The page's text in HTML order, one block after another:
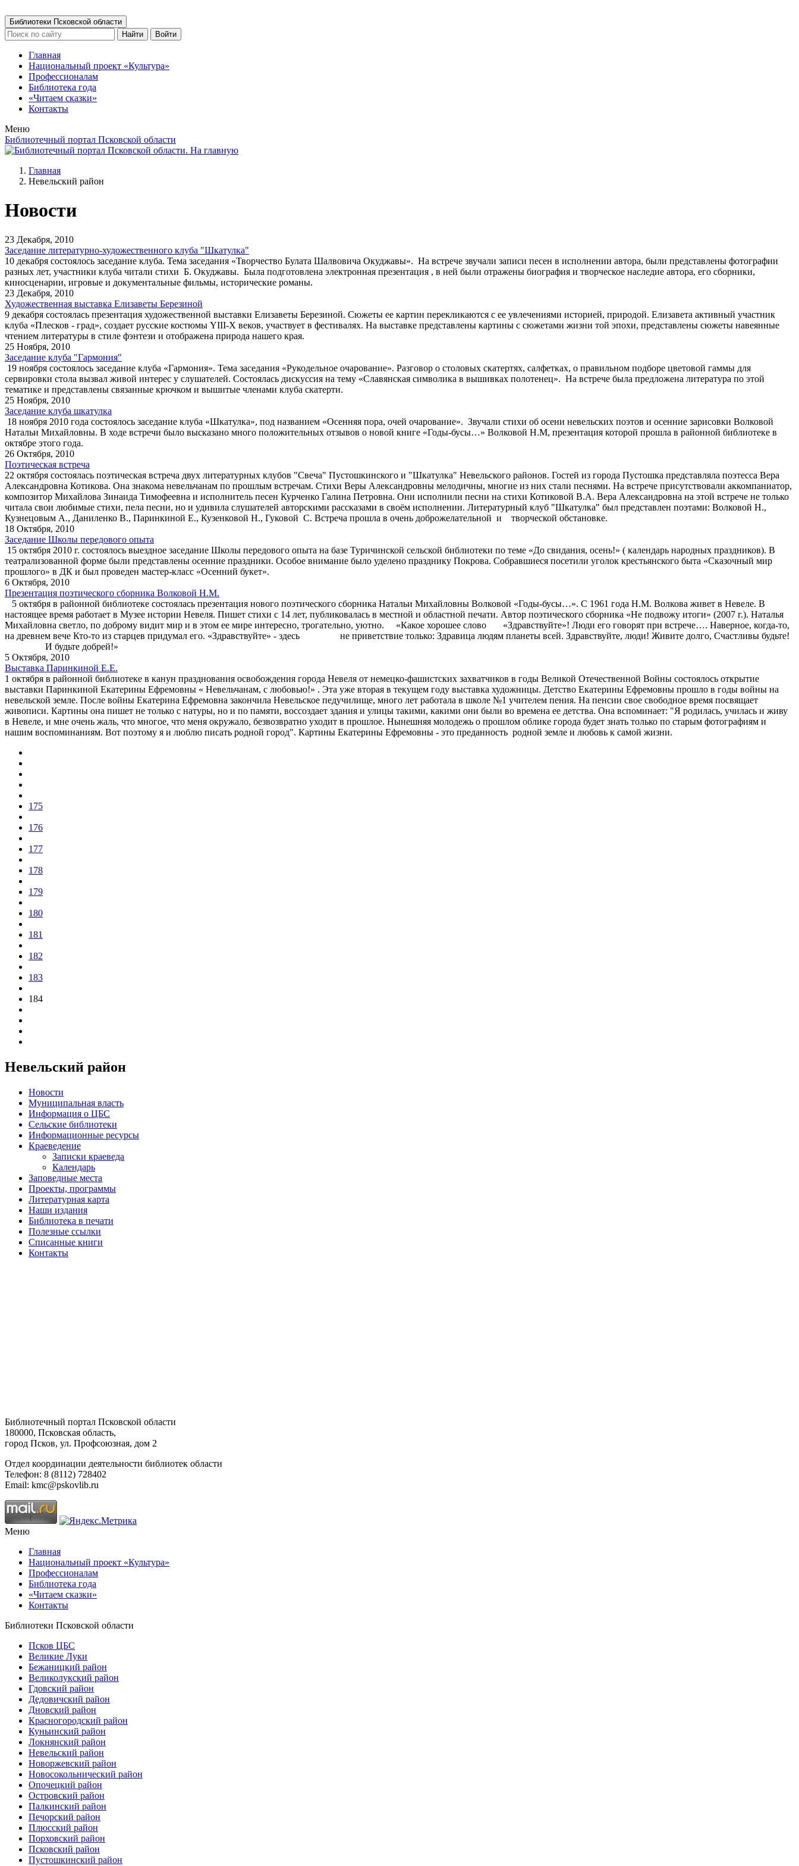
Библиотеки Псковской области
Найти
Войти
Главная
Национальный проект «Культура»
Профессионалам
Библиотека года
«Читаем сказки»
Контакты
Меню
Библиотечный портал Псковской области
Главная
Невельский район
Новости
23 Декабря, 2010
Заседание литературно-художественного клуба "Шкатулка"
10 декабря состоялось заседание клуба. Тема заседания «Творчество Булата Шалвовича Окуджавы». На встрече звучали записи песен в исполнении автора, были представлены фотографии
разных лет, участники клуба читали стихи Б. Окуджавы. Была подготовлена электронная презентация , в ней были отражены биография и творческое наследие автора, его сборники,
киносценарии, игровые и документальные фильмы, исторические романы.
23 Декабря, 2010
Художественная выставка Елизаветы Березиной
9 декабря состоялась презентация художественнoй выставки Елизаветы Березиной. Сюжеты ее картин перекликаются с ее увлечениями историей, природой. Елизавета активный участник
клуба «Плесков - град», создает русские костюмы YIII-X веков, участвует в фестивалях. На выставке представлены картины с сюжетами жизни той эпохи, представлены сюжеты навеянные
чтением литературы в стиле фэнтези и отображена природа нашего края.
25 Ноября, 2010
Заседание клуба "Гармония"
19 ноября состоялось заседание клуба «Гармония». Тема заседания «Рукодельное очарование». Разговор о столовых скатертях, салфетках, о правильном подборе цветовой гаммы для
сервировки стола вызвал живой интерес у слушателей. Состоялась дискуссия на тему «Славянская символика в вышивках полотенец». На встрече была предложена литература по этой
тематике и представлены связанные крючком и вышитые членами клуба скатерти.
25 Ноября, 2010
Заседание клуба шкатулка
18 ноября 2010 года состоялось заседание клуба «Шкатулка», под названием «Осенняя пора, очей очарование». Звучали стихи об осени невельских поэтов и осенние зарисовки Волковой
Натальи Михайловны. В ходе встречи было высказано много положительных отзывов о новой книге «Годы-бусы…» Волковой Н.М, презентация которой прошла в районной библиотеке в
октябре этого года.
26 Октября, 2010
Поэтическая встреча
22 октября состоялась поэтическая встреча двух литературных клубов "Свеча" Пустошкинского и "Шкатулка" Невельского районов. Гостей из города Пустошка представляла поэтесса Вера
Александровна Котикова. Она знакома невельчанам по прошлым встречам. Стихи Веры Александровны мелодичны, многие из них стали песнями. На встрече присутствовали аккомпаниатор,
композитор Михайлова Зинаида Тимофеевна и исполнитель песен Курченко Галина Петровна. Они исполнили песни на стихи Котиковой В.А. Вера Александровна на этой встрече не только
читала свои любимые стихи, пела песни, но и удивила слушателей авторскими рассказами в своём исполнении. Литературный клуб "Шкатулка" был представлен поэтами: Волковой Н.,
Кузнецовым А., Даниленко В., Паринкиной Е., Кузенковой Н., Гуковой С. Встреча прошла в очень доброжелательной и творческой обстановке.
18 Октября, 2010
Заседание Школы передового опыта
15 октября 2010 г. состоялось выездное заседание Школы передового опыта на базе Туричинской сельской библиотеки по теме «До свидания, осень!» ( календарь народных праздников). В
театрализованной форме были представлены осенние праздники. Особое внимание было уделено празднику Покрова. Собравшиеся посетили уголок крестьянского быта «Сказочный мир
прошлого» в ДК и был проведен мастер-класс «Осенний букет».
6 Октября, 2010
Презентация поэтического сборника Волковой Н.М.
5 октября в районной библиотеке состоялась презентация нового поэтического сборника Натальи Михайловны Волковой «Годы-бусы…». С 1961 года Н.М. Волкова живет в Невеле. В
настоящее время работает в Музее истории Невеля. Пишет стихи с 14 лет, публиковалась в местной и областной печати. Автор поэтического сборника «Не подвожу итоги» (2007 г.). Наталья
Михайловна светло, по доброму видит мир и в этом ее мире интересно, трогательно, уютно. «Какое хорошее слово «Здравствуйте»! Люди его говорят при встрече…. Наверное, когда-то,
на древнем вече Кто-то из старцев придумал его. «Здравствуйте» - здесь не приветствие только: Здравица людям планеты всей. Здравствуйте, люди! Живите долго, Счастливы будьте!
И будьте добрей!»
5 Октября, 2010
Выставка Паринкиной Е.Е.
1 октября в районной библиотеке в канун празднования освобождения города Невеля от немецко-фашистских захватчиков в годы Великой Отечественной Войны состоялось открытие
выставки Паринкиной Екатерины Ефремовны « Невельчанам, с любовью!» . Эта уже вторая в текущем году выставка художницы. Детство Екатерины Ефремовны прошло в годы войны на
невельской земле. После войны Екатерина Ефремовна закончила Невельское педучилище, много лет работала в школе №1 учителем пения. На пенсии свое свободное время посвящает
живописи. Картины она пишет не только с натуры, но и по памяти, воссоздает здания и улицы такими, какими они были во времена ее детства. Она вспоминает: "Я родилась, училась и живу
в Невеле, и мне очень жаль, что многое, что меня окружало, безвозвратно уходит в прошлое. Нынешняя молодежь о прошлом облике города будет знать только по старым фотографиям и
нашим воспоминаниям. Вот поэтому я и люблю писать родной город". Картины Екатерины Ефремовны - это преданность родной земле и любовь к самой жизни.
175
176
177
178
179
180
181
182
183
184
Невельский район
Новости
Муниципальная власть
Информация о ЦБС
Сельские библиотеки
Информационные ресурсы
Краеведение
Записки краеведа
Календарь
Заповедные места
Проекты, программы
Литературная карта
Наши издания
Библиотека в печати
Полезные ссылки
Списанные книги
Контакты
Библиотечный портал Псковской области
180000, Псковская область,
город Псков, ул. Профсоюзная, дом 2
Отдел координации деятельности библиотек области
Телефон: 8 (8112) 728402
Email: kmc@pskovlib.ru
Меню
Главная
Национальный проект «Культура»
Профессионалам
Библиотека года
«Читаем сказки»
Контакты
Библиотеки Псковской области
Псков ЦБС
Великие Луки
Бежаницкий район
Великолукский район
Гдовский район
Дедовичский район
Дновский район
Красногородский район
Куньинский район
Локнянский район
Невельский район
Новоржевский район
Новосокольнический район
Опочецкий район
Островский район
Палкинский район
Печорский район
Плюсский район
Порховский район
Псковский район
Пустошкинский район